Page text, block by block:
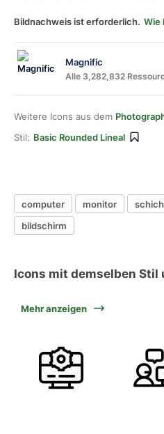
Bildnachweis ist erforderlich. Wie
Magnific
Alle 3,282,832
Weitere Icons aus dem
Stil: Basic Rounded Lineal
computer monitor
bildschirm
Icons mit demselben Stil
Mehr anzeigen